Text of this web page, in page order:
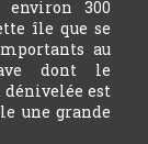
300
île que se
au
dont le
dénivelée est
une grande